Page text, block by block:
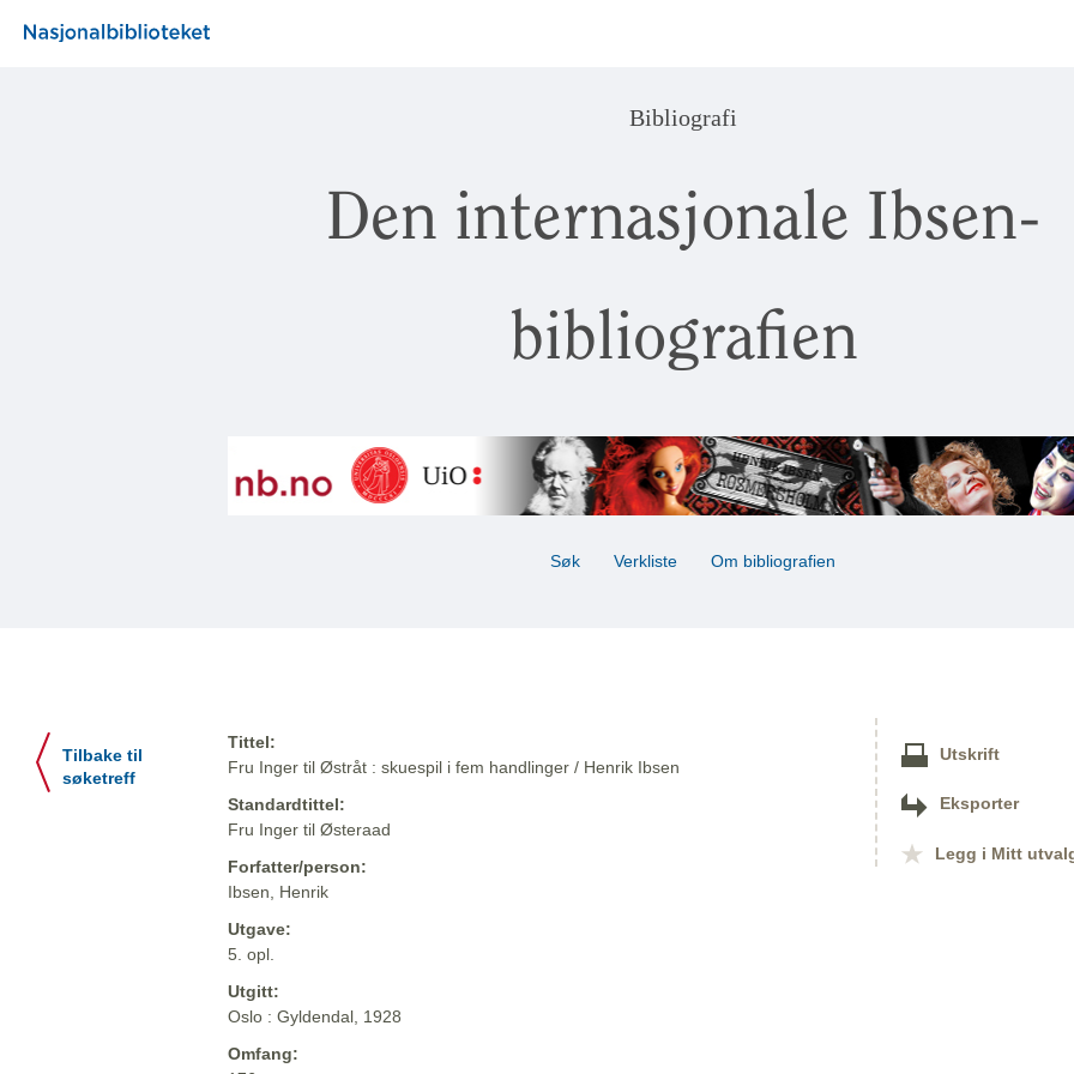
Bibliografi
Den internasjonale Ibsen-
bibliografien
Søk Verkliste Om bibliografien
Tilbake til
søketreff
Tittel:
Fru Inger til Østråt : skuespil i fem handlinger / Henrik Ibsen
Standardtittel:
Fru Inger til Østeraad
Forfatter/person:
Ibsen, Henrik
Utgave:
5. opl.
Utgitt:
Oslo : Gyldendal, 1928
Omfang:
Utskrift
Eksporter
Legg i Mitt